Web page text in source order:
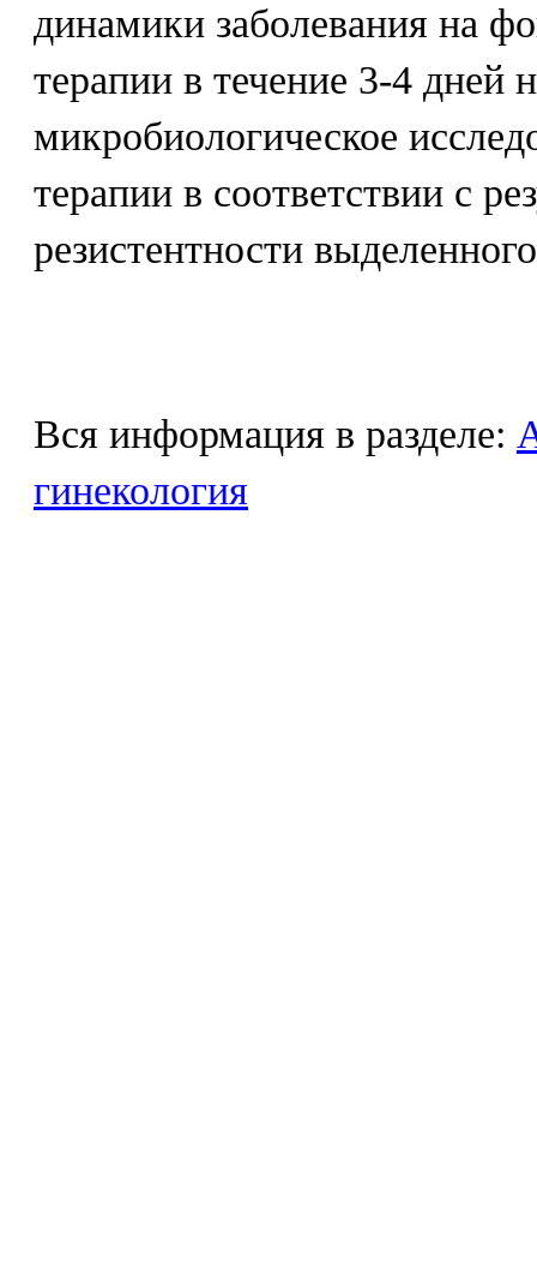
динамики заболевания на
терапии в течение 3-4 дней
микробиологическое
терапии в соответствии с
резистентности
Вся информация в разделе:
гинекология